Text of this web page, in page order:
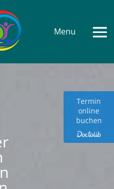
Termin
online
buchen